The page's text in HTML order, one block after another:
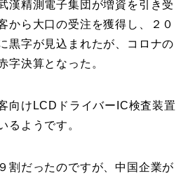
漢精測電子集団が増資を引き受
から大口の受注を獲得し、２０
黒字が見込まれたが、コロナの
字決算となった。
向けLCDドライバーIC検査装置
るようです。
割だったのですが、中国企業が